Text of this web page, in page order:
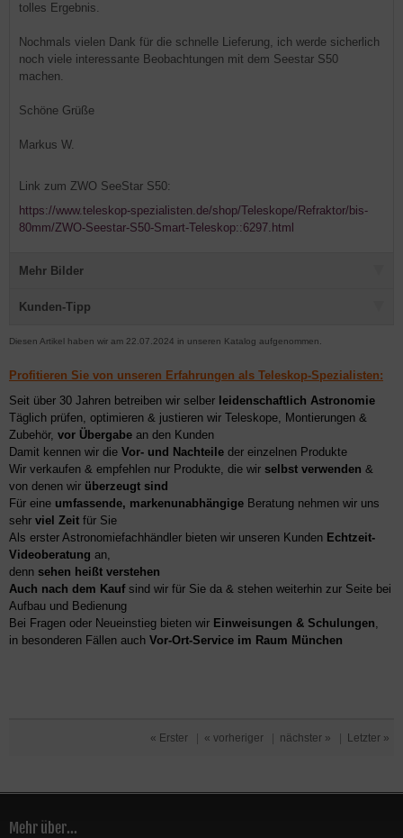
tolles Ergebnis.
Nochmals vielen Dank für die schnelle Lieferung, ich werde sicherlich
noch viele interessante Beobachtungen mit dem Seestar S50
machen.
Schöne Grüße
Markus W.
Link zum ZWO SeeStar S50:
https://www.teleskop-spezialisten.de/shop/Teleskope/Refraktor/bis-
80mm/ZWO-Seestar-S50-Smart-Teleskop::6297.html
Mehr Bilder
Kunden-Tipp
Diesen Artikel haben wir am 22.07.2024 in unseren Katalog aufgenommen.
Profitieren Sie von unseren Erfahrungen als Teleskop-Spezialisten:
Seit über 30 Jahren betreiben wir selber leidenschaftlich Astronomie
Täglich prüfen, optimieren & justieren wir Teleskope, Montierungen &
Zubehör, vor Übergabe an den Kunden
Damit kennen wir die Vor- und Nachteile der einzelnen Produkte
Wir verkaufen & empfehlen nur Produkte, die wir selbst verwenden &
von denen wir überzeugt sind
Für eine umfassende, markenunabhängige Beratung nehmen wir uns
sehr viel Zeit für Sie
Als erster Astronomiefachhändler bieten wir unseren Kunden Echtzeit-
Videoberatung an,
denn sehen heißt verstehen
Auch nach dem Kaufsind wir für Sie da & stehen weiterhin zur Seite bei
Aufbau und Bedienung
Bei Fragen oder Neueinstieg bieten wir Einweisungen & Schulungen,
in besonderen Fällen auch Vor-Ort-Service im Raum München
« Erster « vorheriger nächster » Letzter »
Mehr über...